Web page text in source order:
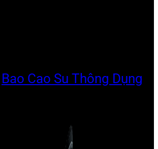
Bao Cao Su Thông Dụng